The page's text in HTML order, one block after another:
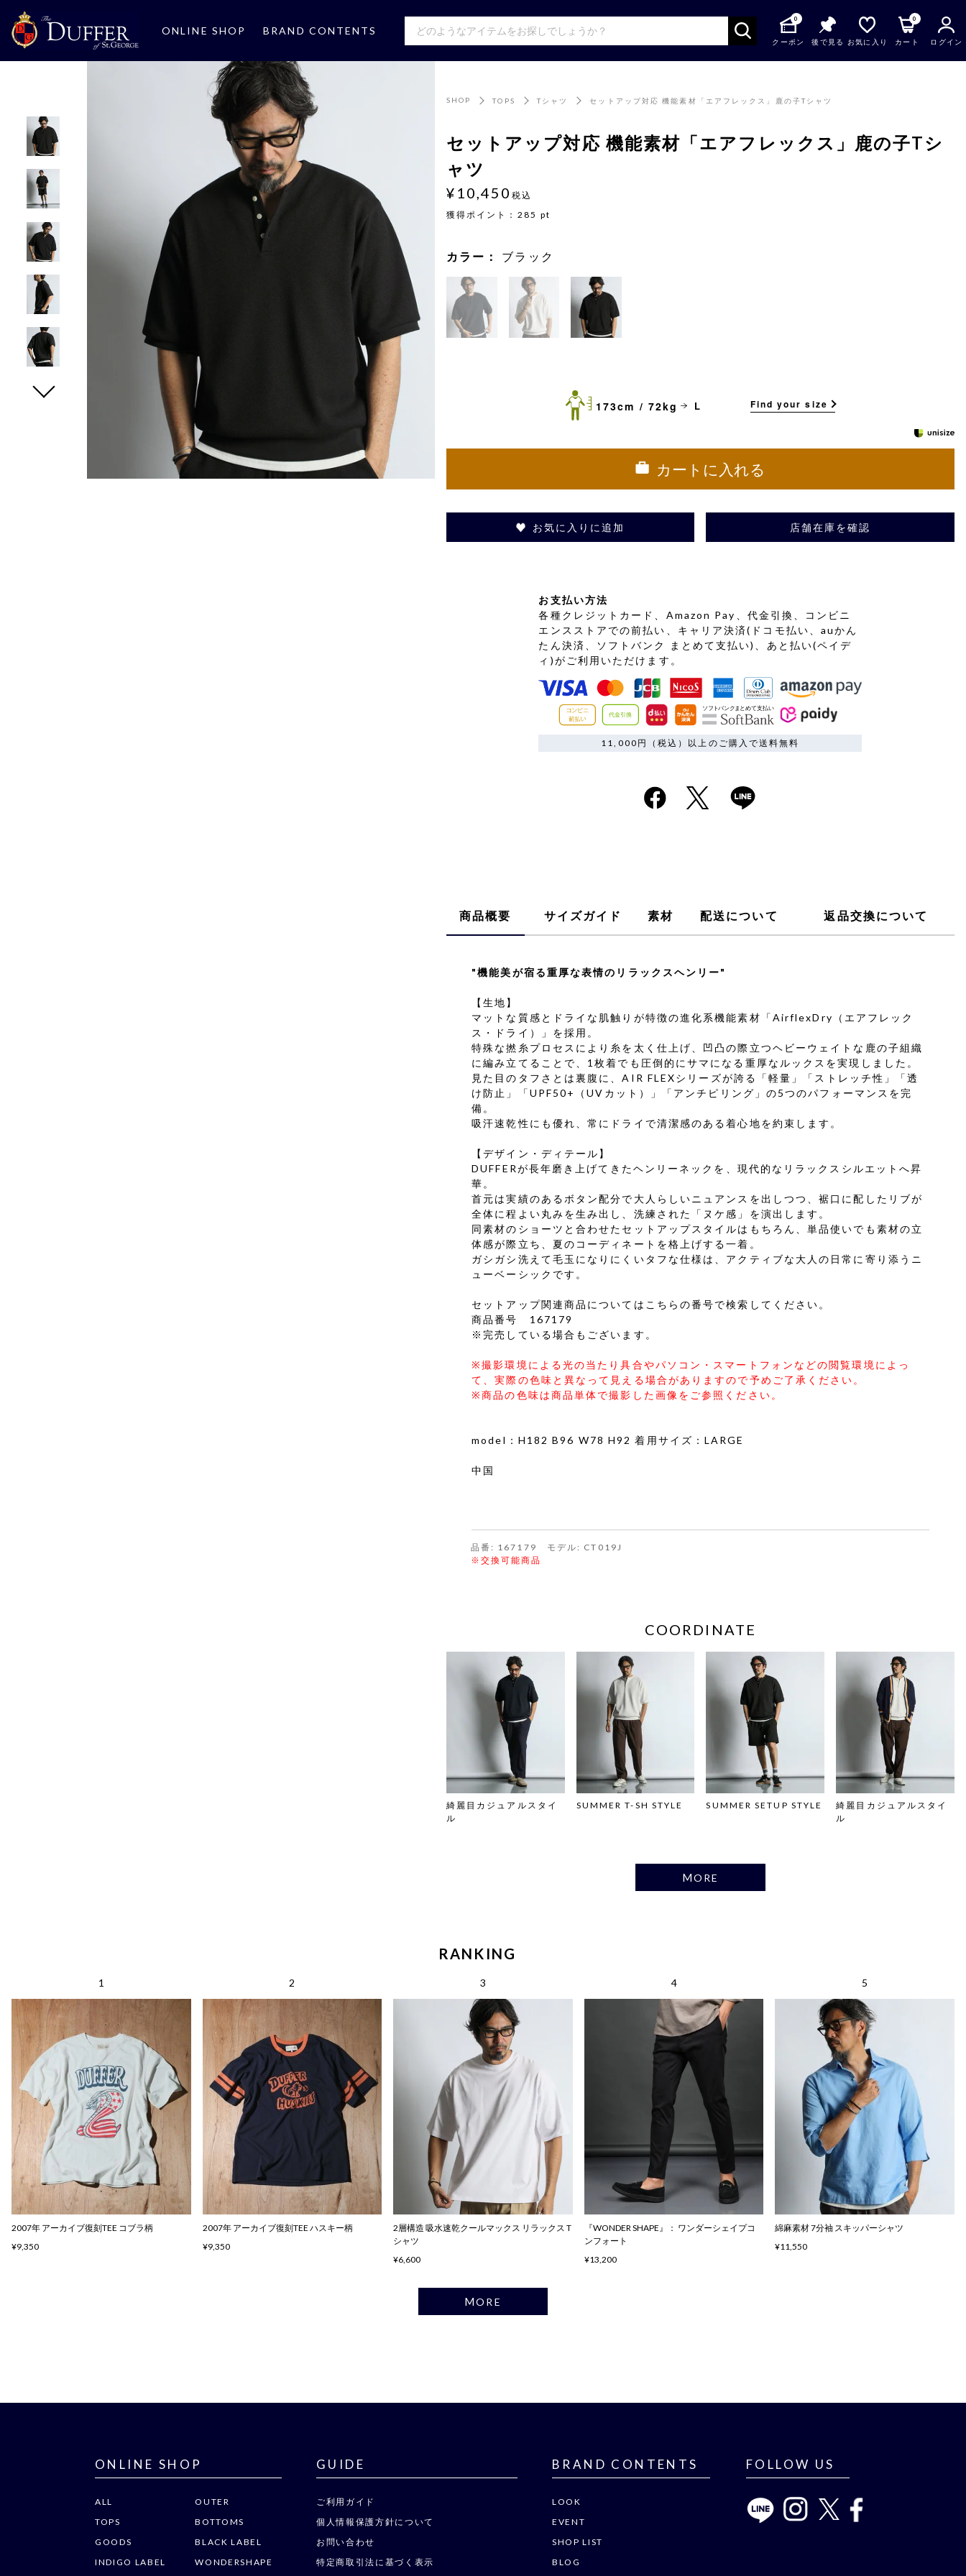
ONLINE SHOP BRAND CONTENTS
0
クーポン 後で見る お気に入り
0
カート ログイン
SHOP TOPS Tシャツ セットアップ対応 機能素材「エアフレックス」鹿の子Tシャツ
セットアップ対応 機能素材「エアフレックス」鹿の子Tシ
ャツ
¥10,450 税込
獲得ポイント： 285 pt
カラー： ブラック
173cm / 72kg L Find your size
カートに入れる
お気に入りに追加 店舗在庫を確認
お支払い方法
各種クレジットカード、Amazon Pay、代金引換、コンビニ
エンスストアでの前払い、キャリア決済(ドコモ払い、auかん
たん決済、ソフトバンク まとめて支払い)、あと払い(ペイデ
ィ)がご利用いただけます。
11,000円（税込）以上のご購入で送料無料
商品概要 サイズガイド 素材 配送について 返品交換について
"機能美が宿る重厚な表情のリラックスヘンリー"
【生地】
マットな質感とドライな肌触りが特徴の進化系機能素材「AirflexDry（エアフレック
ス・ドライ）」を採用。
特殊な撚糸プロセスにより糸を太く仕上げ、凹凸の際立つヘビーウェイトな鹿の子組織
に編み立てることで、1枚着でも圧倒的にサマになる重厚なルックスを実現しました。
見た目のタフさとは裏腹に、AIR FLEXシリーズが誇る「軽量」「ストレッチ性」「透
け防止」「UPF50+（UVカット）」「アンチピリング」の5つのパフォーマンスを完
備。
吸汗速乾性にも優れ、常にドライで清潔感のある着心地を約束します。
【デザイン・ディテール】
DUFFERが長年磨き上げてきたヘンリーネックを、現代的なリラックスシルエットへ昇
華。
首元は実績のあるボタン配分で大人らしいニュアンスを出しつつ、裾口に配したリブが
全体に程よい丸みを生み出し、洗練された「ヌケ感」を演出します。
同素材のショーツと合わせたセットアップスタイルはもちろん、単品使いでも素材の立
体感が際立ち、夏のコーディネートを格上げする一着。
ガシガシ洗えて毛玉になりにくいタフな仕様は、アクティブな大人の日常に寄り添うニ
ューベーシックです。
セットアップ関連商品についてはこちらの番号で検索してください。
商品番号 167179
※完売している場合もございます。
※撮影環境による光の当たり具合やパソコン・スマートフォンなどの閲覧環境によっ
て、実際の色味と異なって見える場合がありますので予めご了承ください。
※商品の色味は商品単体で撮影した画像をご参照ください。
model：H182 B96 W78 H92 着用サイズ：LARGE
中国
品番: 167179 モデル: CT019J
※交換可能商品
COORDINATE
綺麗目カジュアルスタイ
ル
SUMMER T-SH STYLE SUMMER SETUP STYLE
綺麗目カジュアルスタイ
ル
MORE
RANKING
2007年 アーカイブ復刻TEE コブラ柄
¥9,350
2007年 アーカイブ復刻TEE ハスキー柄
¥9,350
2層構造 吸水速乾クールマックス リラックス T
シャツ
¥6,600
『WONDER SHAPE』： ワンダーシェイプコ
ンフォート
¥13,200
綿麻素材 7分袖 スキッパーシャツ
¥11,550
MORE
ONLINE SHOP
ALL
OUTER
TOPS
BOTTOMS
GOODS
BLACK LABEL
INDIGO LABEL
WONDERSHAPE
GUIDE
ご利用ガイド
個人情報保護方針について
お問い合わせ
特定商取引法に基づく表示
BRAND CONTENTS
LOOK
EVENT
SHOP LIST
BLOG
FOLLOW US